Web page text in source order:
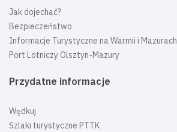
Jak dojechać?
Bezpieczeństwo
Informacje Turystyczne na Warmii i Mazurach
Port Lotniczy Olsztyn-Mazury
Przydatne informacje
Wędkuj
Szlaki turystyczne PTTK